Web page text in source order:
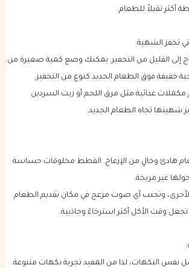
أكثر تقبلاً للطعام.
إلى القليل من التحفيز. يمكنك وضع كمية صغيرة من
خفيفة فوق الطعام الجديد كنوع من التحفيز.
غذائية مثل مرق اللحم أو زيت السردين
شهيتها تجاه الطعام الجديد.
هادئ وخالٍ من الإزعاج. القطط مخلوقات حساسة
غير مريحة.
الأخرى، وتجنب أي صوت مزعج في مكان تقديم الطعام.
وقت الأكل أكثر استرخاءً وجاذبية.
النكهات، لذا من المفيد تجربة نكهات متنوعة.